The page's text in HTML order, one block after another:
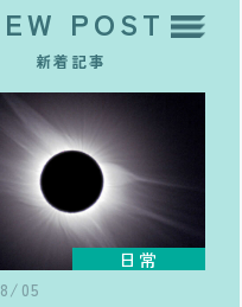
POST
新着記事
日常
05